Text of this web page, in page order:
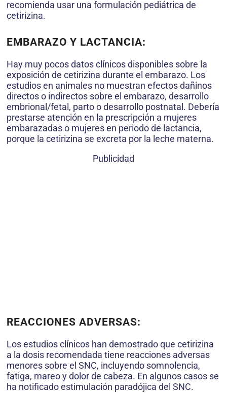
recomienda usar una formulación pediátrica de
cetirizina.
EMBARAZO Y LACTANCIA:
Hay muy pocos datos clínicos disponibles sobre la
exposición de cetirizina durante el embarazo. Los
estudios en animales no muestran efectos dañinos
directos o indirectos sobre el embarazo, desarrollo
embrional/fetal, parto o desarrollo postnatal. Debería
prestarse atención en la prescripción a mujeres
embarazadas o mujeres en periodo de lactancia,
porque la cetirizina se excreta por la leche materna.
Publicidad
REACCIONES ADVERSAS:
Los estudios clínicos han demostrado que cetirizina
a la dosis recomendada tiene reacciones adversas
menores sobre el SNC, incluyendo somnolencia,
fatiga, mareo y dolor de cabeza. En algunos casos se
ha notificado estimulación paradójica del SNC.